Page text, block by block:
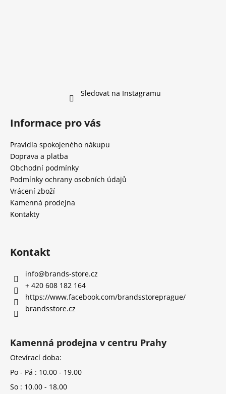
Sledovat na Instagramu
Informace pro vás
Pravidla spokojeného nákupu
Doprava a platba
Obchodní podmínky
Podmínky ochrany osobních údajů
Vrácení zboží
Kamenná prodejna
Kontakty
Kontakt
info@brands-store.cz
+ 420 608 182 164
https://www.facebook.com/brandsstoreprague/
brandsstore.cz
Kamenná prodejna v centru Prahy
Otevírací doba:
Po - Pá : 10.00 - 19.00
So : 10.00 - 18.00